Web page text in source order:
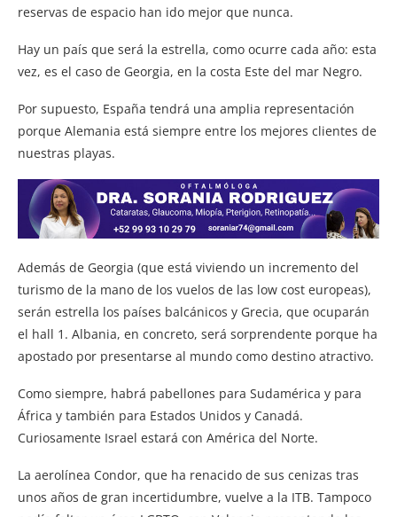
reservas de espacio han ido mejor que nunca.
Hay un país que será la estrella, como ocurre cada año: esta
vez, es el caso de Georgia, en la costa Este del mar Negro.
Por supuesto, España tendrá una amplia representación
porque Alemania está siempre entre los mejores clientes de
nuestras playas.
Además de Georgia (que está viviendo un incremento del
turismo de la mano de los vuelos de las low cost europeas),
serán estrella los países balcánicos y Grecia, que ocuparán
el hall 1. Albania, en concreto, será sorprendente porque ha
apostado por presentarse al mundo como destino atractivo.
Como siempre, habrá pabellones para Sudamérica y para
África y también para Estados Unidos y Canadá.
Curiosamente Israel estará con América del Norte.
La aerolínea Condor, que ha renacido de sus cenizas tras
unos años de gran incertidumbre, vuelve a la ITB. Tampoco